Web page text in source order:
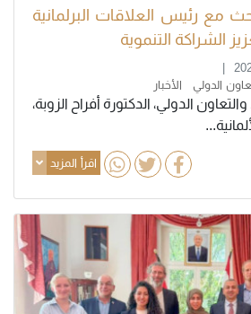
مع رئيس العلاقات البرلمانية
الشراكة التنموية
الدولي
الأخبار
الدولي، الدكتورة أفراح الزوبة،
اقرأ المزيد